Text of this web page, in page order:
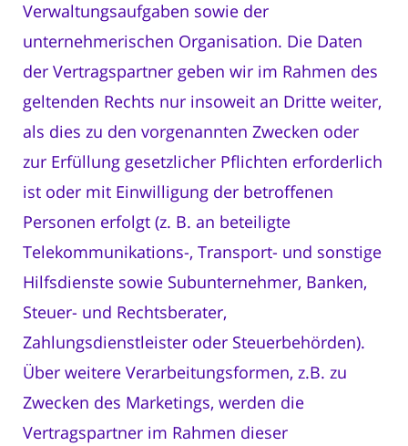
Verwaltungsaufgaben sowie der
unternehmerischen Organisation. Die Daten
der Vertragspartner geben wir im Rahmen des
geltenden Rechts nur insoweit an Dritte weiter,
als dies zu den vorgenannten Zwecken oder
zur Erfüllung gesetzlicher Pflichten erforderlich
ist oder mit Einwilligung der betroffenen
Personen erfolgt (z. B. an beteiligte
Telekommunikations-, Transport- und sonstige
Hilfsdienste sowie Subunternehmer, Banken,
Steuer- und Rechtsberater,
Zahlungsdienstleister oder Steuerbehörden).
Über weitere Verarbeitungsformen, z.B. zu
Zwecken des Marketings, werden die
Vertragspartner im Rahmen dieser